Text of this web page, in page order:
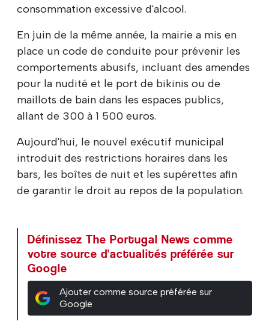
consommation excessive d'alcool.
En juin de la même année, la mairie a mis en
place un code de conduite pour prévenir les
comportements abusifs, incluant des amendes
pour la nudité et le port de bikinis ou de
maillots de bain dans les espaces publics,
allant de 300 à 1 500 euros.
Aujourd'hui, le nouvel exécutif municipal
introduit des restrictions horaires dans les
bars, les boîtes de nuit et les supérettes afin
de garantir le droit au repos de la population.
Définissez The Portugal News comme
votre source d'actualités préférée sur
Google
Ajouter comme source préférée sur
Google